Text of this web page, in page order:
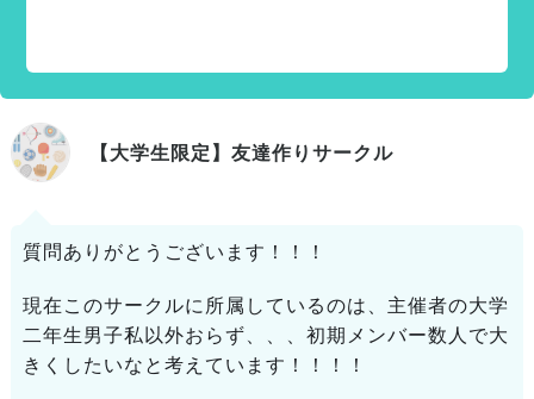
【大学生限定】友達作りサークル
質問ありがとうございます！！！
現在このサークルに所属しているのは、主催者の大学
二年生男子私以外おらず、、、初期メンバー数人で大
きくしたいなと考えています！！！！